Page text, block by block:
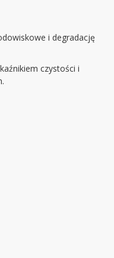
i degradację
czystości i